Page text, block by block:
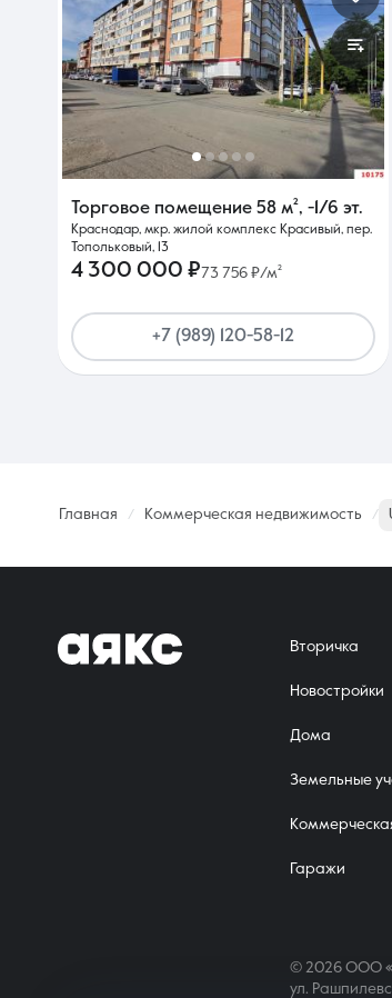
Торговое помещение 58 м², -1/6 эт.
Краснодар, мкр. жилой комплекс Красивый, пер.
Топольковый, 13
4 300 000 ₽73 756 ₽/м²
+7 (989) 120-58-12
Главная Коммерческая недвижимость
Вторичка
Новостройки
Дома
Земельные
Гаражи
© 2026 ООО
ул.